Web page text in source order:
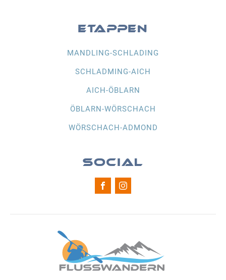
ETAPPEN
MANDLING-SCHLADING
SCHLADMING-AICH
AICH-ÖBLARN
ÖBLARN-WÖRSCHACH
WÖRSCHACH-ADMOND
SOCIAL